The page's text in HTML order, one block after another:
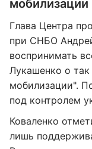
мобилизации
Глава Центра
при СНБО
воспринимать
Лукашенко о
мобилизации".
под контролем
Коваленко
лишь